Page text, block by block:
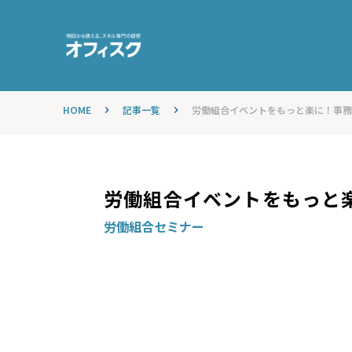
HOME keyboard_arrow_right 記事一覧 keyboard_arrow_right 労働組合イベントをもっと楽に！事
労働組合イベントをもっと
労働組合セミナー